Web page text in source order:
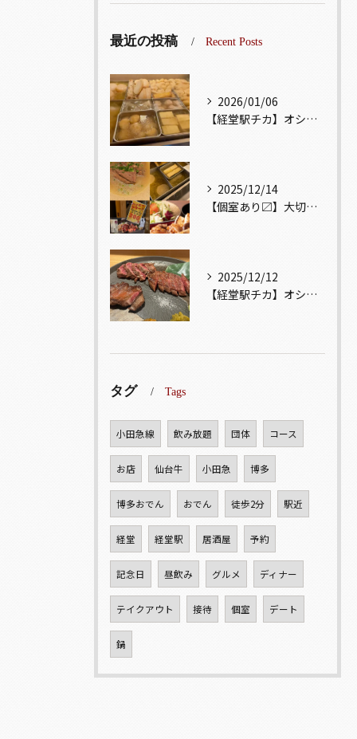
最近の投稿 Recent Posts
2026/01/06
【経堂駅チカ】オシャレ居酒屋🏮出汁が美味しいおでんがオススメ...
2025/12/14
【個室あり〼】大切な記念日、お祝い事でのご来店ぜひお待ちして...
2025/12/12
【経堂駅チカ】オシャレ居酒屋🏮自慢のお肉が楽しめる🐃お得なコ...
タグ Tags
小田急線 飲み放題 団体 コース
お店 仙台牛 小田急 博多
博多おでん おでん 徒歩2分 駅近
経堂 経堂駅 居酒屋 予約
記念日 昼飲み グルメ ディナー
テイクアウト 接待 個室 デート
鍋